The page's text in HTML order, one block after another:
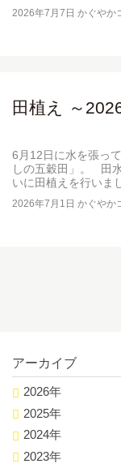
2026年7月7日 かぐやか
田植え ～
6月12日に水を張っ
しの五穀田」。 田
いに田植えを行い
2026年7月1日 かぐやか
アーカイブ
2026年
2025年
2024年
2023年